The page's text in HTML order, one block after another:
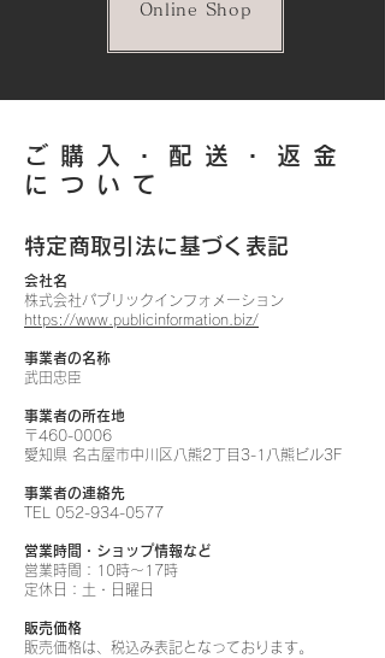
Online Shop
ご購入・配送・返金
について
特定商取引法に基づく表記
会社名
株式会社パブリックインフォメーション
https://www.publicinformation.biz/
事業者の名称
武田忠臣
事業者の所在地
〒460-0006
愛知県 名古屋市中川区八熊2丁目3-1八熊ビル3F
事業者の連絡先
TEL 052-934-0577
営業時間・ショップ情報など
営業時間：10時～17時
定休日：土・日曜日
販売価格
販売価格は、税込み表記となっております。